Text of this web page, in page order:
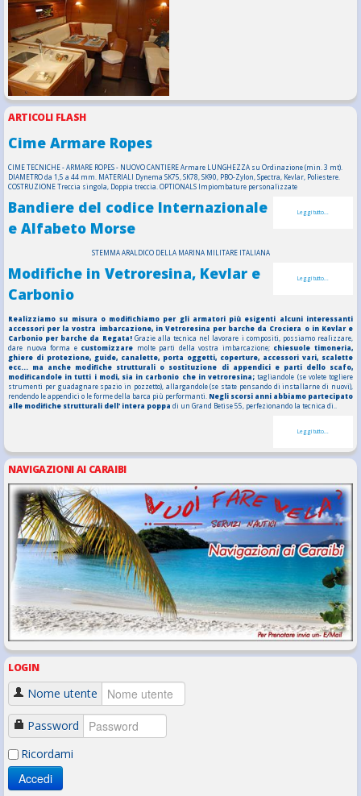
ARTICOLI FLASH
Cime Armare Ropes
CIME TECNICHE - ARMARE ROPES - NUOVO CANTIERE Armare LUNGHEZZA su Ordinazione (min. 3 mt).
DIAMETRO da 1,5 a 44 mm. MATERIALI Dynema SK75, SK78, SK90, PBO-Zylon, Spectra, Kevlar, Poliestere.
COSTRUZIONE Treccia singola, Doppia treccia. OPTIONALS Impiombature personalizzate
Leggi tutto...
Bandiere del codice Internazionale
e Alfabeto Morse
STEMMA ARALDICO DELLA MARINA MILITARE ITALIANA
Leggi tutto...
Modifiche in Vetroresina, Kevlar e
Carbonio
Realizziamo su misura o modifichiamo per gli armatori più esigenti alcuni interessanti
accessori per la vostra imbarcazione, in Vetroresina per barche da Crociera o in Kevlar e
Carbonio per barche da Regata!Grazie alla tecnica nel lavorare i compositi, possiamo realizzare,
dare nuova forma e customizzare molte parti della vostra imbarcazione; chiesuole timoneria,
ghiere di protezione, guide, canalette, porta oggetti, coperture, accessori vari, scalette
ecc... ma anche modifiche strutturali o sostituzione di appendici e parti dello scafo,
modificandole in tutti i modi, sia in carbonio che in vetroresina; tagliandole (se volete togliere
strumenti per guadagnare spazio in pozzetto), allargandole (se state pensando di installarne di nuovi),
rendendo le appendici o le forme della barca più performanti. Negli scorsi anni abbiamo partecipato
alle modifiche strutturali dell' intera poppa di un Grand Betise 55, perfezionando la tecnica di..
Leggi tutto...
NAVIGAZIONI AI CARAIBI
LOGIN
Nome utente
Password
Ricordami
Accedi